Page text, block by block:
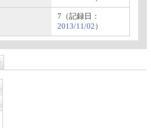
7（記録日：
2013/11/02 ）